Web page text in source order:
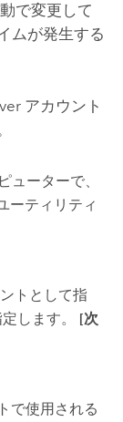
で変更して
ムが発生する
アカウント
ューターで、
ーティリティ
トとして指
します。 [次
で使用される